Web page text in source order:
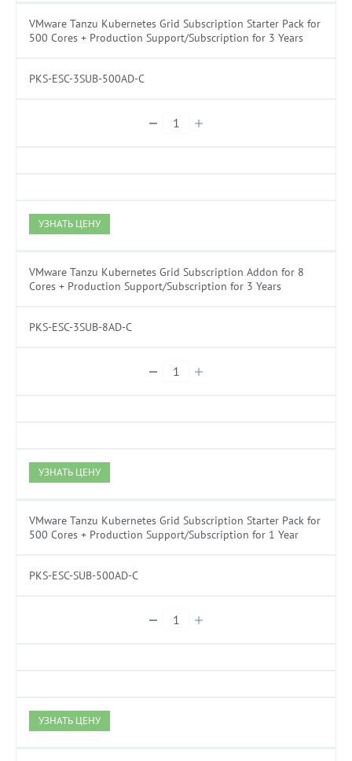
VMware Tanzu Kubernetes Grid Subscription Starter Pack for
500 Cores + Production Support/Subscription for 3 Years
PKS-ESC-3SUB-500AD-C
УЗНАТЬ ЦЕНУ
VMware Tanzu Kubernetes Grid Subscription Addon for 8
Cores + Production Support/Subscription for 3 Years
PKS-ESC-3SUB-8AD-C
УЗНАТЬ ЦЕНУ
VMware Tanzu Kubernetes Grid Subscription Starter Pack for
500 Cores + Production Support/Subscription for 1 Year
PKS-ESC-SUB-500AD-C
УЗНАТЬ ЦЕНУ